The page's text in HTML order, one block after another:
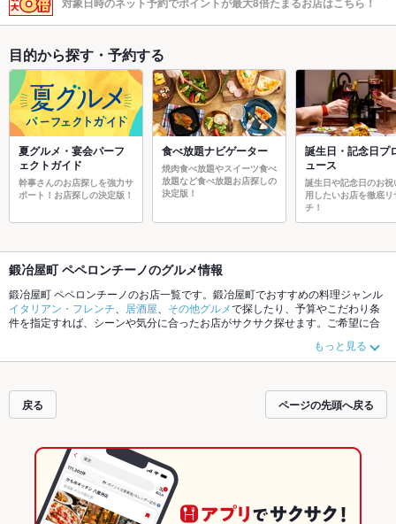
目的から探す・予約する
夏グルメ・宴会パーフ
ェクトガイド
幹事さんのお店探しを強力サ
ポート！お店探しの決定版！
食べ放題ナビゲーター
焼肉食べ放題やスイーツ食べ
放題など食べ放題お店探しの
決定版！
誕生日・記念日プ
ュース
誕生日や記念日のお祝
用したいお店を徹底リ
チ！
鍛冶屋町 ペペロンチーノのグルメ情報
鍛冶屋町 ペペロンチーノのお店一覧です。鍛冶屋町でおすすめの料理ジャンル
イタリアン・フレンチ
居酒屋 その他グルメで探したり、予算やこだわり条
件を指定すれば、シーンや気分に合ったお店がサクサク探せます。ご希望に合
もチェックしてみてください。ホットペッパーグルメなら、お得なクーポンは
もちろん、こだわりメニューからあげ、手羽先、卵焼きや季節のおすすめ料理
ット予約が使えるお店も拡大中です。友達どうしの飲み会にも、会社の宴会に
も、デートやパーティーにもお得に便利にホットペッパーグルメをご利用くだ
さい。
もっと見る
戻る ページの先頭へ戻る